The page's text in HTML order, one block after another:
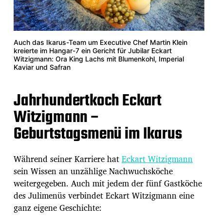
Auch das Ikarus-Team um Executive Chef Martin Klein
kreierte im Hangar-7 ein Gericht für Jubilar Eckart
Witzigmann: Ora King Lachs mit Blumenkohl, Imperial
Kaviar und Safran
Jahrhundertkoch Eckart
Witzigmann –
Geburtstagsmenü im Ikarus
Während seiner Karriere hatEckart Witzigmann
sein Wissen an unzählige Nachwuchsköche
weitergegeben. Auch mit jedem der fünf Gastköche
des Julimenüs verbindet Eckart Witzigmann eine
ganz eigene Geschichte: